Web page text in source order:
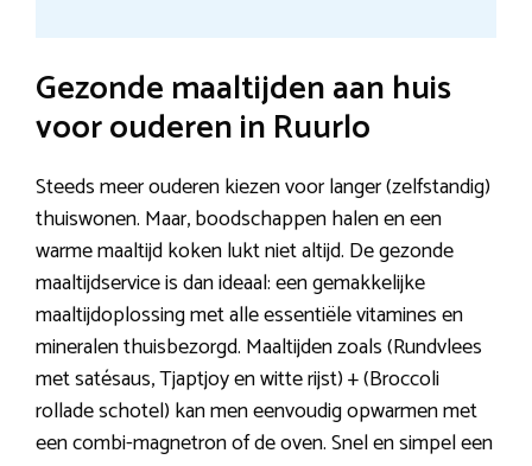
Gezonde maaltijden aan huis
voor ouderen in Ruurlo
Steeds meer ouderen kiezen voor langer (zelfstandig)
thuiswonen. Maar, boodschappen halen en een
warme maaltijd koken lukt niet altijd. De gezonde
maaltijdservice is dan ideaal: een gemakkelijke
maaltijdoplossing met alle essentiële vitamines en
mineralen thuisbezorgd. Maaltijden zoals (Rundvlees
met satésaus, Tjaptjoy en witte rijst) + (Broccoli
rollade schotel) kan men eenvoudig opwarmen met
een combi-magnetron of de oven. Snel en simpel een